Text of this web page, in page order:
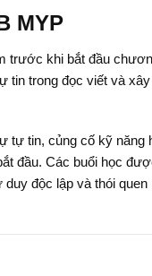
MYP
trước khi bắt đầu
tin trong đọc viết và xây
tự tin, củng cố kỹ năng
đầu. Các buổi học
độc lập và thói quen